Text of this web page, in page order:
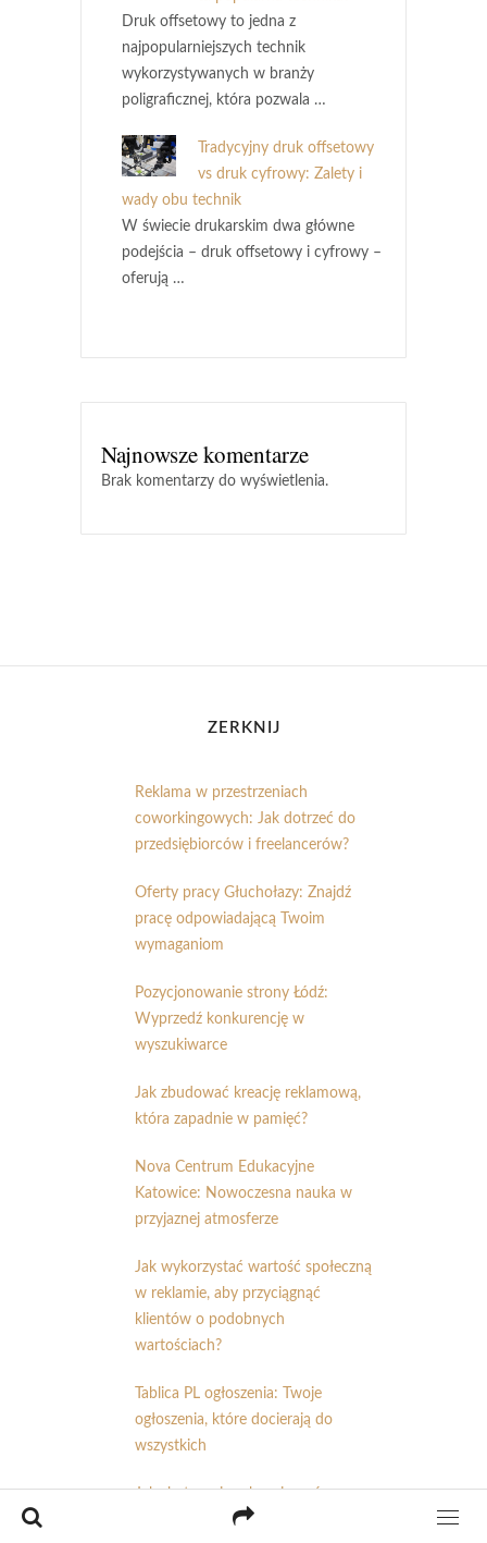
Druk offsetowy to jedna z
najpopularniejszych technik
wykorzystywanych w branży
poligraficznej, która pozwala …
Tradycyjny druk offsetowy
vs druk cyfrowy: Zalety i
wady obu technik
W świecie drukarskim dwa główne
podejścia – druk offsetowy i cyfrowy –
oferują …
Najnowsze komentarze
Brak komentarzy do wyświetlenia.
ZERKNIJ
Reklama w przestrzeniach
coworkingowych: Jak dotrzeć do
przedsiębiorców i freelancerów?
Oferty pracy Głuchołazy: Znajdź
pracę odpowiadającą Twoim
wymaganiom
Pozycjonowanie strony Łódź:
Wyprzedź konkurencję w
wyszukiwarce
Jak zbudować kreację reklamową,
która zapadnie w pamięć?
Nova Centrum Edukacyjne
Katowice: Nowoczesna nauka w
przyjaznej atmosferze
Jak wykorzystać wartość społeczną
w reklamie, aby przyciągnąć
klientów o podobnych
wartościach?
Tablica PL ogłoszenia: Twoje
ogłoszenia, które docierają do
wszystkich
Jak skutecznie zabezpieczyć
drukowane materiały przed